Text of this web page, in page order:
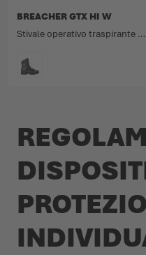
BREACHER GTX HI W
Stivale operativo traspirante con gambale alto in pelle pieno fiore e tessuto.